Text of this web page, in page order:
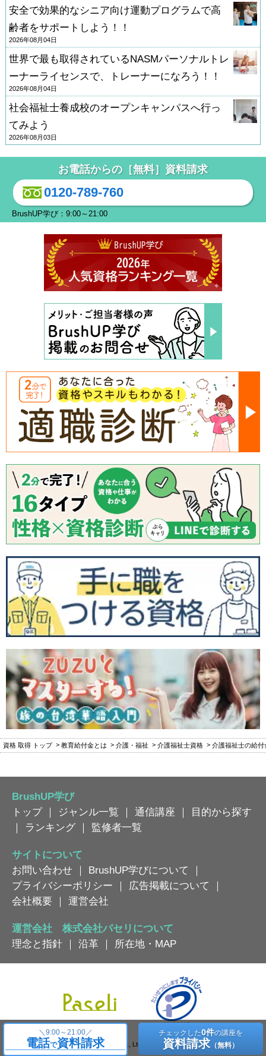
安全で効果的なシニア向け運動プログラムで高
齢者をサポートしよう！！
2026年08月04日
世界で最も取得されているNASMパーソナルトレ
ーナーライセンスで、トレーナーになろう！！
2026年08月04日
社会福祉士養成校のオープンキャンパスへ行っ
てみよう
2026年08月03日
お電話からの［無料］資料請求
0120-789-760
BrushUP学び：9:00～21:00
＼ 9:00～21:00／
電話で資料請求
チェックした0件の講座を
資料請求（無料）
資格 取得 トップ 教育給付金とは 介護・福祉 介護福祉士資格 介護福祉士の給付
BrushUP学び
トップ｜ ジャンル一覧 ｜ 通信講座 ｜
目的から探す
｜
ランキング ｜ 監修者一覧
サイトについて
お問い合わせ ｜ BrushUP学びについて
｜
プライバシーポリシー ｜ 広告掲載について
｜
会社概要 ｜ 運営会社
運営会社 株式会社パセリについて
理念と指針 ｜ 沿革 ｜ 所在地・MAP
Copyright © Paseli Co., Ltd. All Rights Reserved.